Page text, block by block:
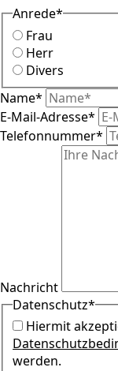
Anrede*
Frau
Herr
Divers
Name*
E-Mail-Adresse*
Telefonnummer*
Nachricht
Datenschutz*
Hiermit
werden.